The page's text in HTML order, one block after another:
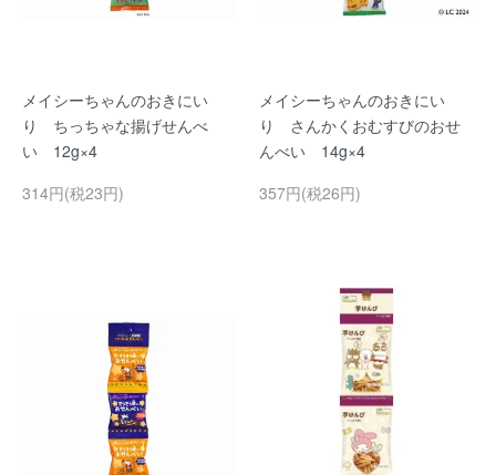
メイシーちゃんのおきにい
り ちっちゃな揚げせんべ
い 12g×4
314円(税23円)
メイシーちゃんのおきにい
り さんかくおむすびのおせ
んべい 14g×4
357円(税26円)